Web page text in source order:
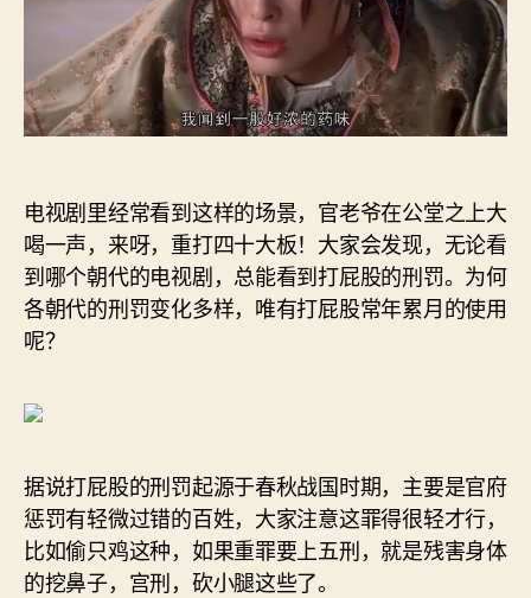
电视剧里经常看到这样的场景，官老爷在公堂之上大
喝一声，来呀，重打四十大板！大家会发现，无论看
到哪个朝代的电视剧，总能看到打屁股的刑罚。为何
各朝代的刑罚变化多样，唯有打屁股常年累月的使用
呢？
据说打屁股的刑罚起源于春秋战国时期，主要是官府
惩罚有轻微过错的百姓，大家注意这罪得很轻才行，
比如偷只鸡这种，如果重罪要上五刑，就是残害身体
的挖鼻子，宫刑，砍小腿这些了。